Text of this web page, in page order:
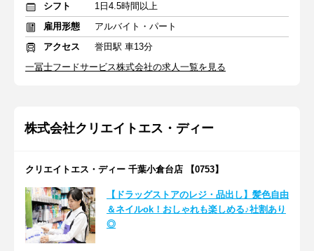
シフト
1日4.5時間以上
雇用形態
アルバイト・パート
アクセス
誉田駅 車13分
一冨士フードサービス株式会社の求人一覧を見る
株式会社クリエイトエス・ディー
クリエイトエス・ディー 千葉小倉台店 【0753】
【ドラッグストアのレジ・品出し】髪色自由
＆ネイルok！おしゃれも楽しめる♪社割あり
◎